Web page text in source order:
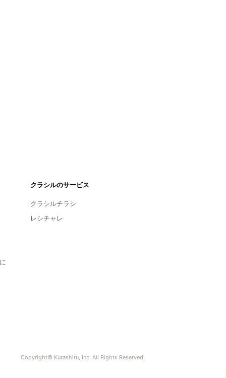
クラシルのサービス
クラシルチラシ
レシチャレ
Copyright© Kurashiru, Inc. All Rights Reserved.